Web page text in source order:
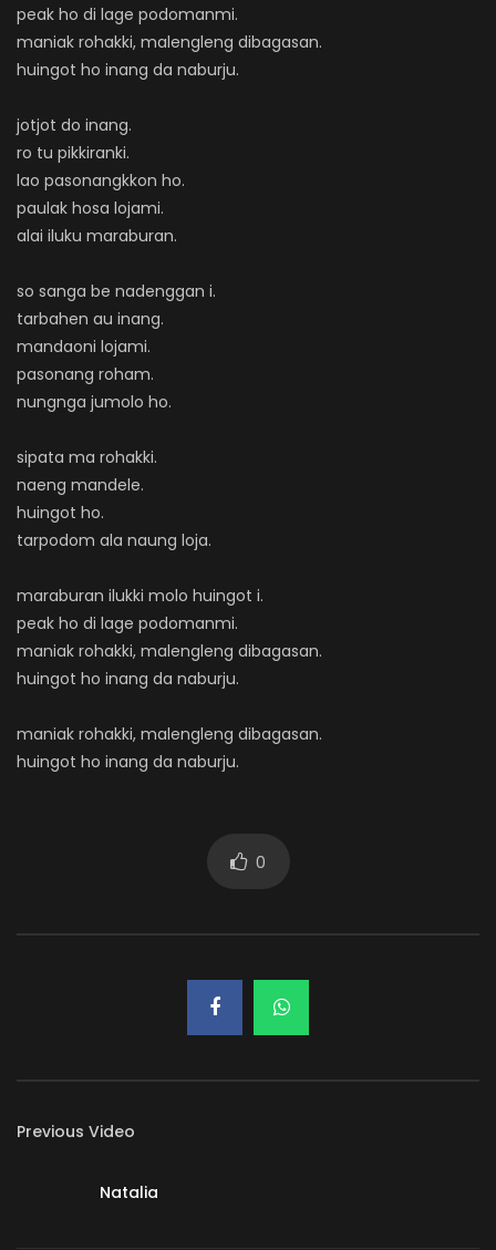
peak ho di lage podomanmi.
maniak rohakki, malengleng dibagasan.
huingot ho inang da naburju.
jotjot do inang.
ro tu pikkiranki.
lao pasonangkkon ho.
paulak hosa lojami.
alai iluku maraburan.
so sanga be nadenggan i.
tarbahen au inang.
mandaoni lojami.
pasonang roham.
nungnga jumolo ho.
sipata ma rohakki.
naeng mandele.
huingot ho.
tarpodom ala naung loja.
maraburan ilukki molo huingot i.
peak ho di lage podomanmi.
maniak rohakki, malengleng dibagasan.
huingot ho inang da naburju.
maniak rohakki, malengleng dibagasan.
huingot ho inang da naburju.
0
Previous Video
Natalia